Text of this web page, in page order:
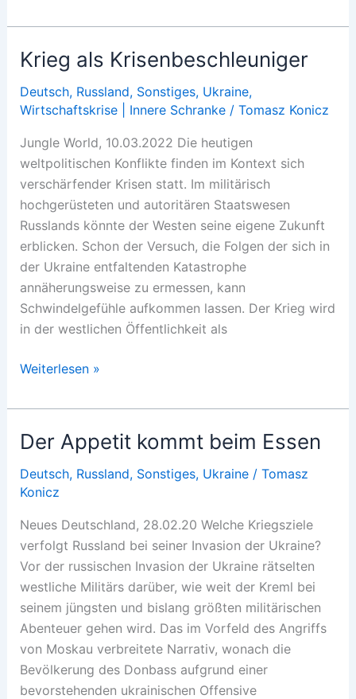
Friedensbewegung
nötiger
denn
je
Krieg als Krisenbeschleuniger
Deutsch, Russland, Sonstiges, Ukraine,
Wirtschaftskrise | Innere Schranke/ Tomasz Konicz
Jungle World, 10.03.2022 Die heutigen
weltpolitischen Konflikte finden im Kontext sich
verschärfender Krisen statt. Im militärisch
hochgerüsteten und autoritären Staatswesen
Russlands könnte der Westen seine eigene Zukunft
erblicken. Schon der Versuch, die Folgen der sich in
der Ukraine entfaltenden Katastrophe
annäherungsweise zu ermessen, kann
Schwindelgefühle aufkommen lassen. Der Krieg wird
in der westlichen Öffentlichkeit als
Krieg
Krisenbeschleuniger
Weiterlesen »
Der Appetit kommt beim Essen
Deutsch, Russland, Sonstiges, Ukraine/ Tomasz
Konicz
Neues Deutschland, 28.02.20 Welche Kriegsziele
verfolgt Russland bei seiner Invasion der Ukraine?
Vor der russischen Invasion der Ukraine rätselten
westliche Militärs darüber, wie weit der Kreml bei
seinem jüngsten und bislang größten militärischen
Abenteuer gehen wird. Das im Vorfeld des Angriffs
von Moskau verbreitete Narrativ, wonach die
Bevölkerung des Donbass aufgrund einer
bevorstehenden ukrainischen Offensive